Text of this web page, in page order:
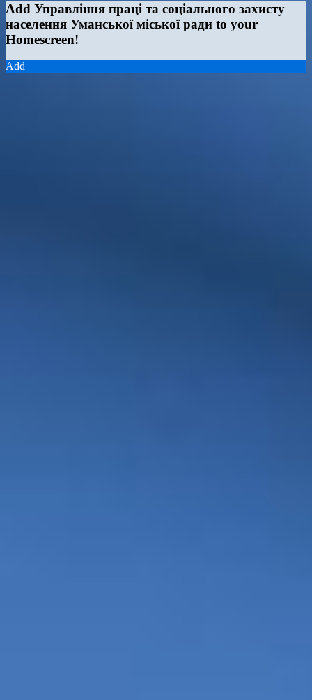
Add Управління праці та соціального захисту
населення Уманської міської ради to your
Homescreen!
Add